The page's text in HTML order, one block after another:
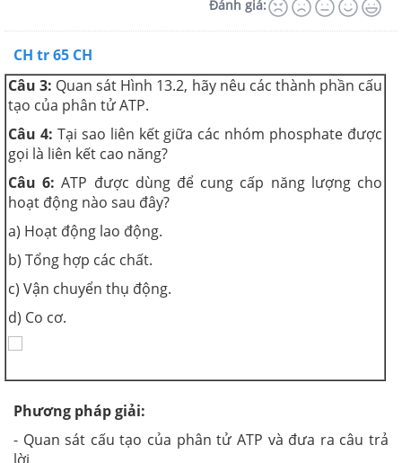
Đánh giá:
CH tr 65 CH
Câu 3: Quan sát Hình 13.2, hãy nêu các thành phần cấu
tạo của phân tử ATP.
Câu 4: Tại sao liên kết giữa các nhóm phosphate được
gọi là liên kết cao năng?
Câu 6: ATP được dùng để cung cấp năng lượng cho
hoạt động nào sau đây?
a) Hoạt động lao động.
b) Tổng hợp các chất.
c) Vận chuyển thụ động.
d) Co cơ.
Phương pháp giải:
- Quan sát cấu tạo của phân tử ATP và đưa ra câu trả